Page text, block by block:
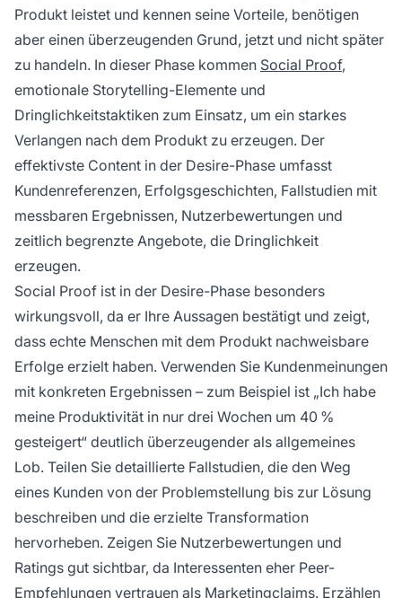
Produkt leistet und kennen seine Vorteile, benötigen
aber einen überzeugenden Grund, jetzt und nicht später
zu handeln. In dieser Phase kommen Social Proof,
emotionale Storytelling-Elemente und
Dringlichkeitstaktiken zum Einsatz, um ein starkes
Verlangen nach dem Produkt zu erzeugen. Der
effektivste Content in der Desire-Phase umfasst
Kundenreferenzen, Erfolgsgeschichten, Fallstudien mit
messbaren Ergebnissen, Nutzerbewertungen und
zeitlich begrenzte Angebote, die Dringlichkeit
erzeugen.
Social Proof ist in der Desire-Phase besonders
wirkungsvoll, da er Ihre Aussagen bestätigt und zeigt,
dass echte Menschen mit dem Produkt nachweisbare
Erfolge erzielt haben. Verwenden Sie Kundenmeinungen
mit konkreten Ergebnissen – zum Beispiel ist „Ich habe
meine Produktivität in nur drei Wochen um 40 %
gesteigert“ deutlich überzeugender als allgemeines
Lob. Teilen Sie detaillierte Fallstudien, die den Weg
eines Kunden von der Problemstellung bis zur Lösung
beschreiben und die erzielte Transformation
hervorheben. Zeigen Sie Nutzerbewertungen und
Ratings gut sichtbar, da Interessenten eher Peer-
Empfehlungen vertrauen als Marketingclaims. Erzählen